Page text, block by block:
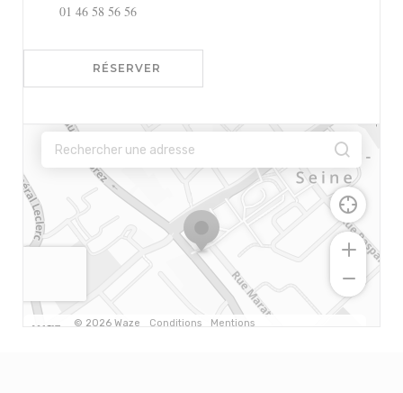
01 46 58 56 56
RÉSERVER